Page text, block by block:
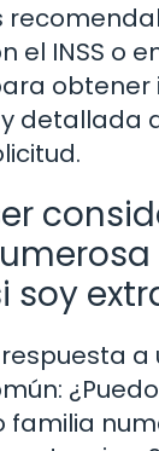
el INSS o
obtener
detallada
soy
a
familia